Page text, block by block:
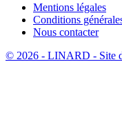
Mentions légales
Conditions
Nous contacter
© 2026 - LINARD - Site